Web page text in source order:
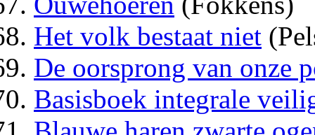
Het volk bestaat niet
De oorsprong van onze
Basisboek integrale